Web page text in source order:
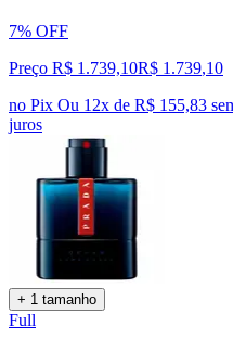
7% OFF
Preço R$ 1.739,10R$ 1.739,10
no Pix Ou 12x de R$ 155,83
juros
+ 1 tamanho
Full